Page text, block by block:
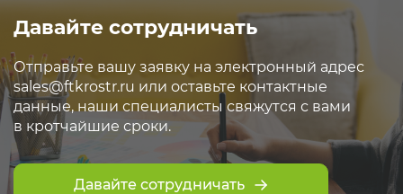
Давайте сотрудничать
Отправьте вашу заявку на электронный адрес
sales@ftkrostr.ru или оставьте контактные
данные, наши специалисты свяжутся с вами
в кротчайшие сроки.
Давайте сотрудничать